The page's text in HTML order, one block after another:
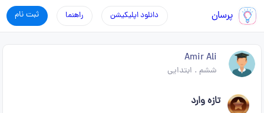
پرسان ثبت نام راهنما دانلود اپلیکیشن
Amir Ali
ششم . ابتدایی
تازه وارد